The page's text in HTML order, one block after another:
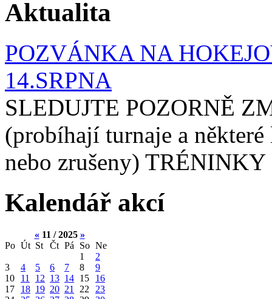
Aktualita
POZVÁNKA NA
14.SRPNA
SLEDUJTE POZORNĚ
(probíhají turnaje a
nebo zrušeny)
Kalendář akcí
«11 / 2025 »
Po Út St Čt Pá So Ne
1
2
3
4 5 6 7 8
9
10
11 12 13 14 15
16
17
18 19 20 21 22
23